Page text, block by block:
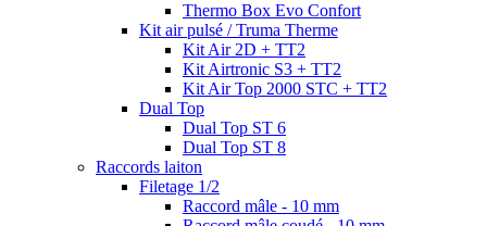
Thermo Box Evo Confort
Kit air pulsé / Truma Therme
Kit Air 2D + TT2
Kit Airtronic S3 + TT2
Kit Air Top 2000 STC + TT2
Dual Top
Dual Top ST 6
Dual Top ST 8
Raccords laiton
Filetage 1/2
Raccord mâle - 10 mm